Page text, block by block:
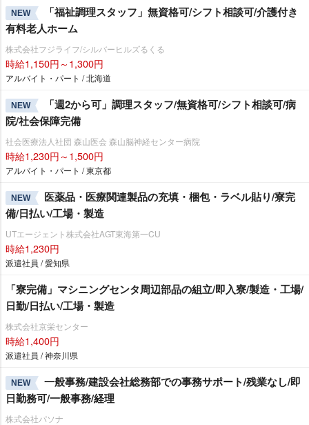
NEW
「福祉調理スタッフ」無資格可/シフト相談可/介護付き
有料老人ホーム
株式会社フジライフ/シルバーヒルズるくる
時給1,150円～1,300円
アルバイト・パート / 北海道
NEW
「週2から可」調理スタッフ/無資格可/シフト相談可/病
院/社会保障完備
社会医療法人社団 森山医会 森山脳神経センター病院
時給1,230円～1,500円
アルバイト・パート / 東京都
NEW
医薬品・医療関連製品の充填・梱包・ラベル貼り/寮完
備/日払い/工場・製造
UTエージェント株式会社AGT東海第一CU
時給1,230円
派遣社員 / 愛知県
「寮完備」マシニングセンタ周辺部品の組立/即入寮/製造・工場/
日勤/日払い/工場・製造
株式会社京栄センター
時給1,400円
派遣社員 / 神奈川県
NEW
一般事務/建設会社総務部での事務サポート/残業なし/即
日勤務可/一般事務/経理
株式会社パソナ